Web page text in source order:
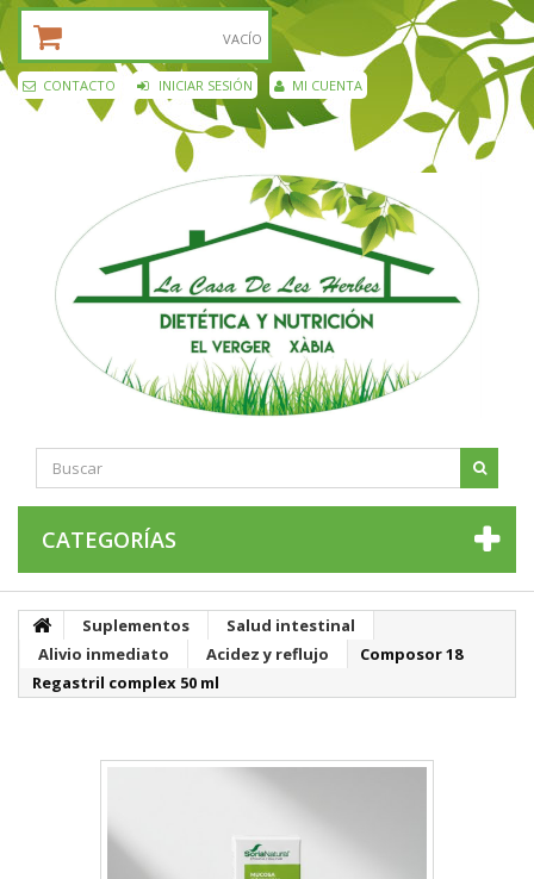
VACÍO
CONTACTO INICIAR SESIÓN MI CUENTA
CATEGORÍAS
Suplementos
Salud intestinal
Alivio inmediato
Acidez y reflujo
Composor 18
Regastril complex 50 ml